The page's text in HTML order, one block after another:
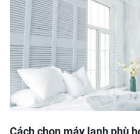
Cách chọn máy lạnh phù